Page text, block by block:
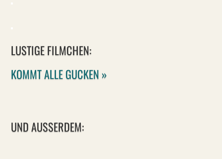
LUSTIGE FILMCHEN:
KOMMT ALLE GUCKEN »
UND AUSSERDEM: